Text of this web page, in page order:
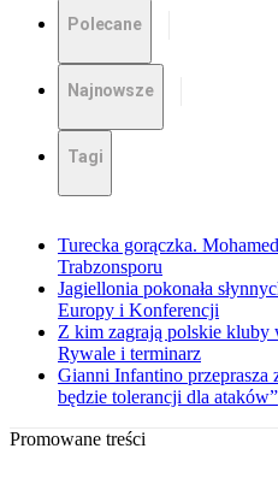
Polecane
Najnowsze
Tagi
Turecka gorączka.
Trabzonsporu
Jagiellonia pokonała
Europy i Konferencji
Z kim zagrają polskie kluby
Rywale i terminarz
Gianni Infantino przeprasza
będzie tolerancji dla ataków”
Promowane treści